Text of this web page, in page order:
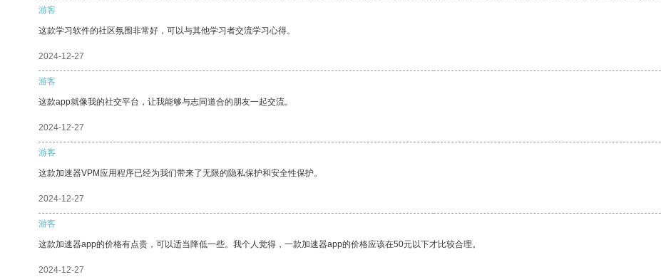
游客
这款学习软件的社区氛围非常好，可以与其他学习者交流学习心得。
2024-12-27
游客
这款app就像我的社交平台，让我能够与志同道合的朋友一起交流。
2024-12-27
游客
这款加速器VPM应用程序已经为我们带来了无限的隐私保护和安全性保护。
2024-12-27
游客
这款加速器app的价格有点贵，可以适当降低一些。我个人觉得，一款加速器app的价格应该在50元以下才比较合理。
2024-12-27